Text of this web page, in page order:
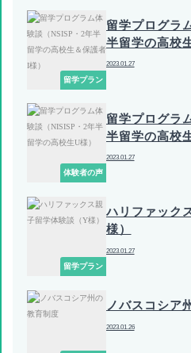
留学プラン
留学プログラ
半留学の高校
2023.01.27
体験者の声
留学プログラ
半留学の高校
2023.01.27
留学プラン
ハリファック
様）
2023.01.27
ノバスコシア
2023.01.26